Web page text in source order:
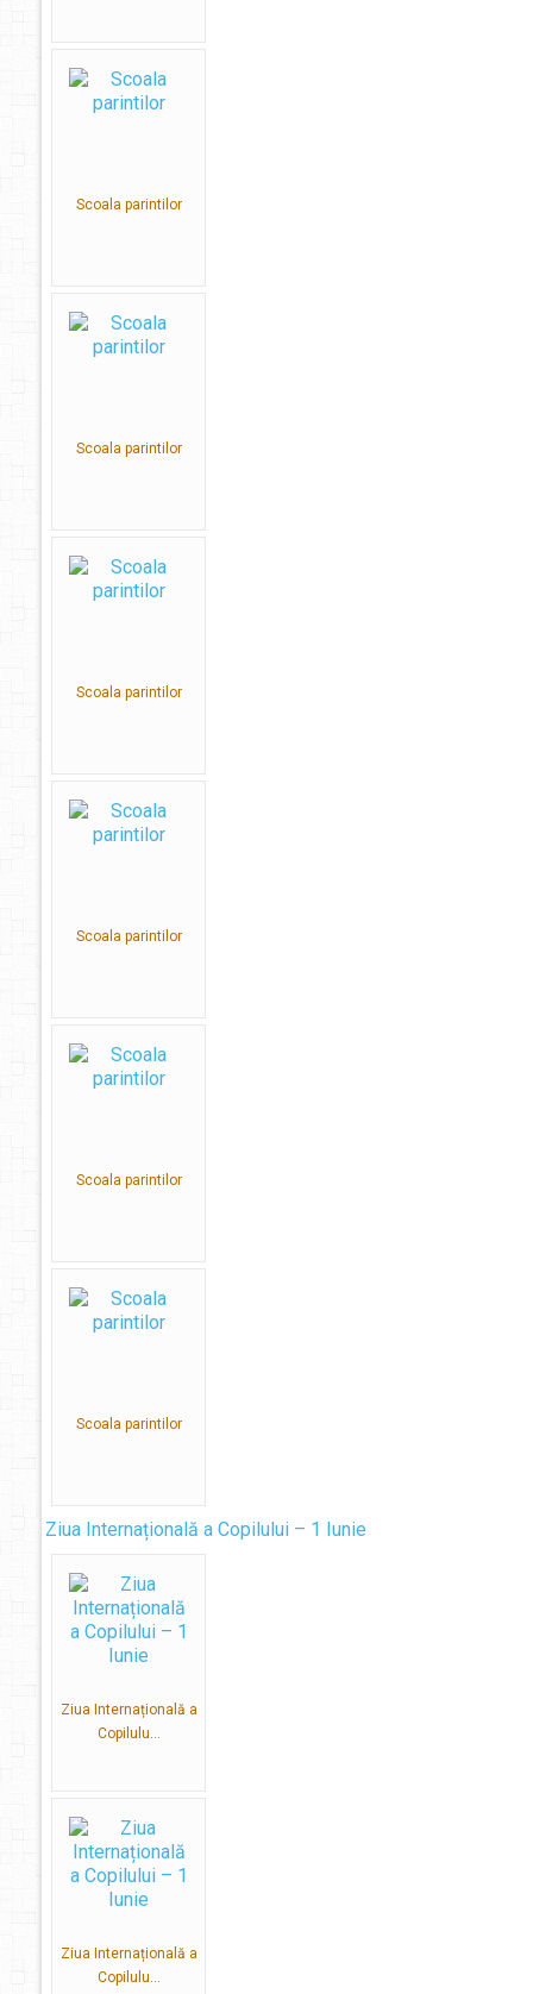
Scoala parintilor
Scoala parintilor
Scoala parintilor
Scoala parintilor
Scoala parintilor
Scoala parintilor
Ziua Internațională a Copilului – 1 Iunie
Ziua Internațională a
Copilulu...
Ziua Internațională a
Copilulu...